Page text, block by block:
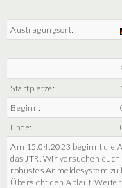
Austragungsort:
Startplätze:
Beginn:
Ende:
Am 15.04.2023 beginnt die
das JTR. Wir versuchen
robustes Anmeldesystem
Übersicht den Ablauf.